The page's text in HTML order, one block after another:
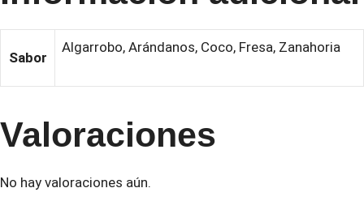
Sabor
Algarrobo, Arándanos, Coco, Fresa, Zanahoria
Valoraciones
No hay valoraciones aún.